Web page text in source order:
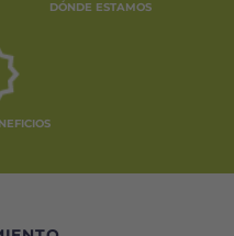
DÓNDE ESTAMOS